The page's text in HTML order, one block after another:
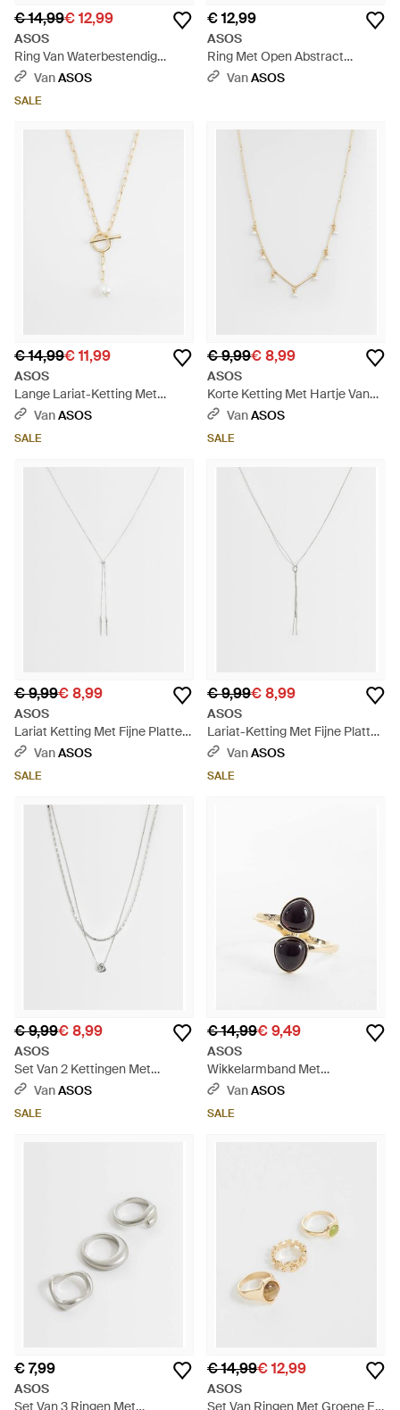
€ 14,99€ 12,99
ASOS
Ring Van Waterbestendig
Roestvrij Staal Met
VanASOS
SALE
€ 12,99
ASOS
Ring Met Open Abstract
Ontwerp - Wit
VanASOS
€ 14,99€ 11,99
ASOS
Lange Lariat-Ketting Met
Imitatie-Zoetwaterparel En T-
VanASOS
SALE
€ 9,99€ 8,99
ASOS
Korte Ketting Met Hartje Van
Imitatieparelhangertjes - Wit
VanASOS
SALE
€ 9,99€ 8,99
ASOS
Lariat Ketting Met Fijne Platte
Schakels - Wit
VanASOS
SALE
€ 9,99€ 8,99
ASOS
Lariat-Ketting Met Fijne Platte
Schakels En Geknoopt
VanASOS
SALE
€ 9,99€ 8,99
ASOS
Set Van 2 Kettingen Met
Getextureerde Schakels En
VanASOS
SALE
€ 14,99€ 9,49
ASOS
Wikkelarmband Met
Bordeauxrood Harsdetail - Wit
VanASOS
SALE
€ 7,99
ASOS
Set Van 3 Ringen Met
€ 14,99€ 12,99
ASOS
Set Van Ringen Met Groene En